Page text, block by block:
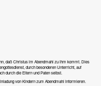
daß Christus im Abendmahl zu ihm kommt. Dies
durch besonderen Unterricht, auf
durch die Eltern und Paten selbst.
von Kindern zum Abendmahl informieren.